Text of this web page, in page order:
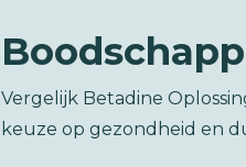
Vergelijk Betadine
keuze op gezondheid en